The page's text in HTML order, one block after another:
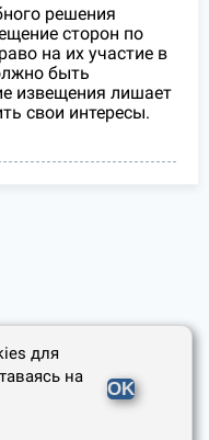
решения
сторон по
на их участие в
быть
извещения лишает
свои интересы.
для
на
OK